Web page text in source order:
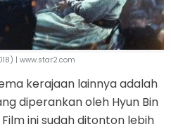
| www.star2.com
kerajaan lainnya adalah
diperankan oleh Hyun Bin
ini sudah ditonton lebih